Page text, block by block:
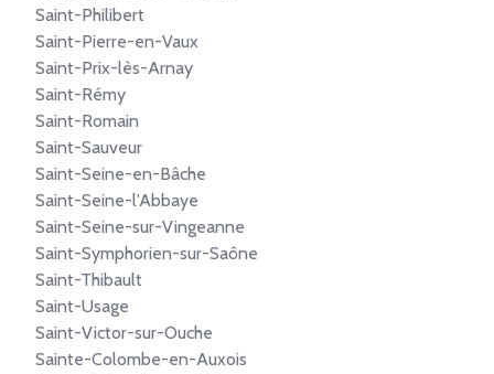
Saint-Philibert
Saint-Pierre-en-Vaux
Saint-Prix-lès-Arnay
Saint-Rémy
Saint-Romain
Saint-Sauveur
Saint-Seine-en-Bâche
Saint-Seine-l'Abbaye
Saint-Seine-sur-Vingeanne
Saint-Symphorien-sur-Saône
Saint-Thibault
Saint-Usage
Saint-Victor-sur-Ouche
Sainte-Colombe-en-Auxois